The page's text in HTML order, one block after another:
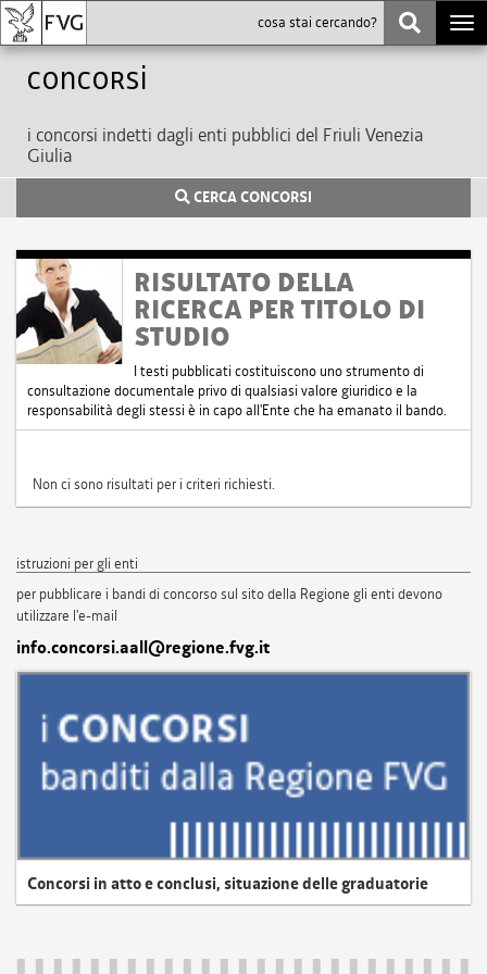
Concorsi
i concorsi indetti dagli enti pubblici del Friuli Venezia
Giulia
CERCA CONCORSI
RISULTATO DELLA
RICERCA PER TITOLO DI
STUDIO
I testi pubblicati costituiscono uno strumento di
consultazione documentale privo di qualsiasi valore giuridico e la
responsabilità degli stessi è in capo all'Ente che ha emanato il bando.
Non ci sono risultati per i criteri richiesti.
istruzioni per gli enti
per pubblicare i bandi di concorso sul sito della Regione gli enti devono
utilizzare l'e-mail
info.concorsi.aall@regione.fvg.it
Concorsi in atto e conclusi, situazione delle graduatorie